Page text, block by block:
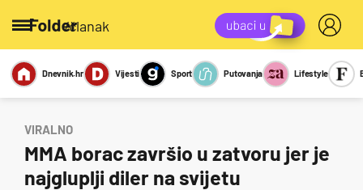
/članak
Miks Kviz
Report
Sexy
Dnevnik.hr Vijesti Sport Putovanja Lifestyle
VIRALNO
MMA borac završio u zatvoru jer je
najgluplji diler na svijetu